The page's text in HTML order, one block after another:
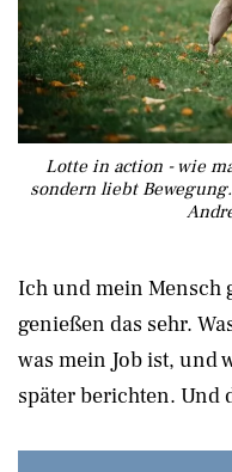
Lotte in action - wie
sondern liebt
Ich und mein Mensch
genießen das sehr.
was mein Job ist, und
später berichten. Und